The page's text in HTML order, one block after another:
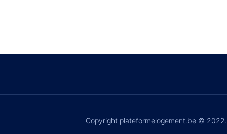
Copyright plateformelogement.be © 2022.